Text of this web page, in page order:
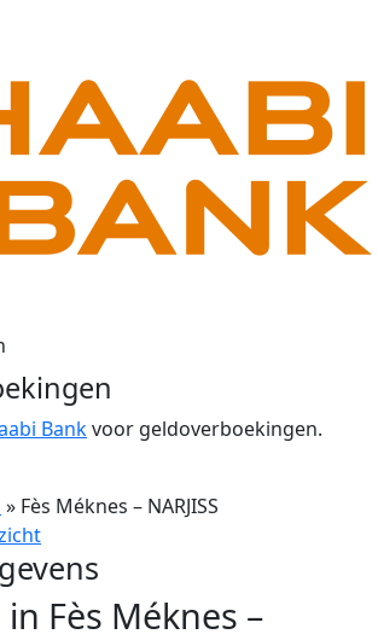
Bankvoor geldoverboekingen.
» Fès Méknes – NARJISS
Fès Méknes –